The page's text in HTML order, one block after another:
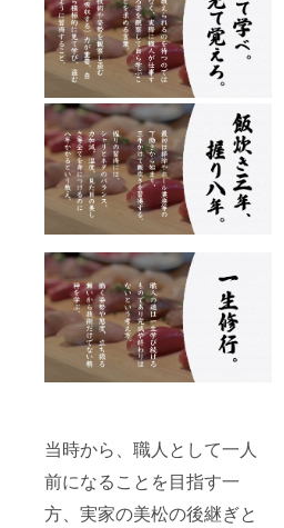
当時から、職人として一人
前になることを目指す一
方、実家の美松の後継ぎと